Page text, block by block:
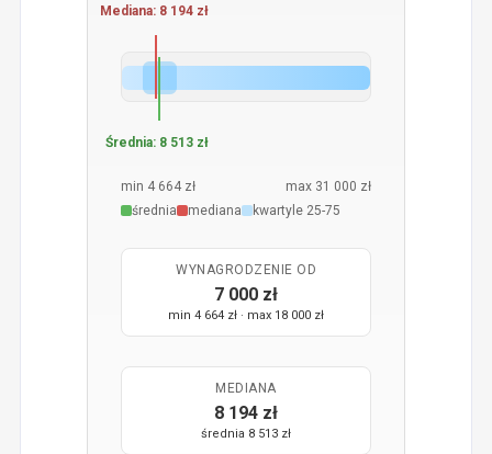
Mediana: 8 194 zł
Średnia: 8 513 zł
min 4 664 zł
max 31 000 zł
średnia
mediana kwartyle 25-75
WYNAGRODZENIE OD
7 000 zł
min 4 664 zł · max 18 000 zł
MEDIANA
8 194 zł
średnia 8 513 zł